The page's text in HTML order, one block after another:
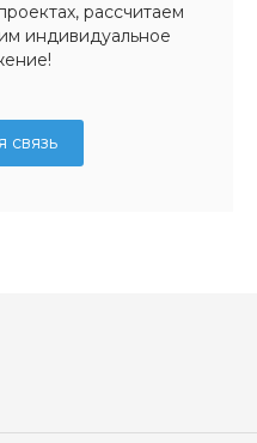
рассчитаем
индивидуальное
связь